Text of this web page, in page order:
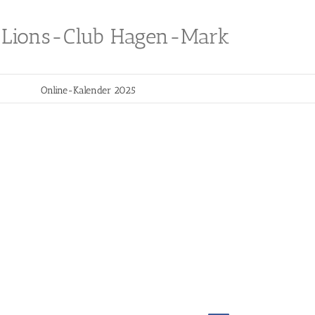
Lions-Club Hagen-Mark
Online-Kalender 2025